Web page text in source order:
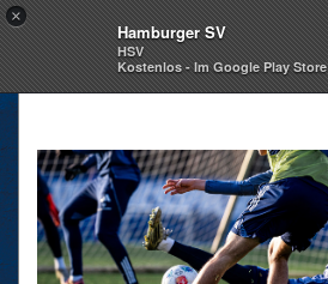
×
Hamburger SV
HSV
Kostenlos - Im Google Play Store
skip_navigation